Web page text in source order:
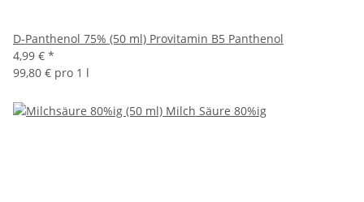
D-Panthenol 75% (50 ml) Provitamin B5 Panthenol
4,99 € *
99,80 € pro 1 l